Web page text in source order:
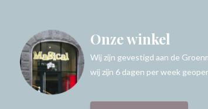
Onze winkel
Wij zijn gevestigd aan de
wij zijn 6 dagen per week